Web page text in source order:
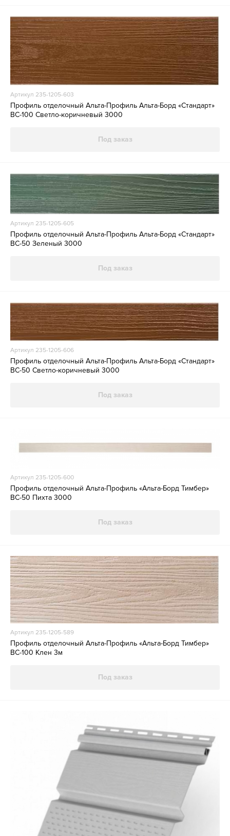
Артикул 235-1205-603
Профиль отделочный Альта-Профиль Альта-Борд «Стандарт»
ВС-100 Светло-коричневый 3000
Под заказ
Артикул 235-1205-605
Профиль отделочный Альта-Профиль Альта-Борд «Стандарт»
ВС-50 Зеленый 3000
Под заказ
Артикул 235-1205-606
Профиль отделочный Альта-Профиль Альта-Борд «Стандарт»
ВС-50 Светло-коричневый 3000
Под заказ
Артикул 235-1205-600
Профиль отделочный Альта-Профиль «Альта-Борд Тимбер»
ВС-50 Пихта 3000
Под заказ
Артикул 235-1205-589
Профиль отделочный Альта-Профиль «Альта-Борд Тимбер»
ВС-100 Клен 3м
Под заказ